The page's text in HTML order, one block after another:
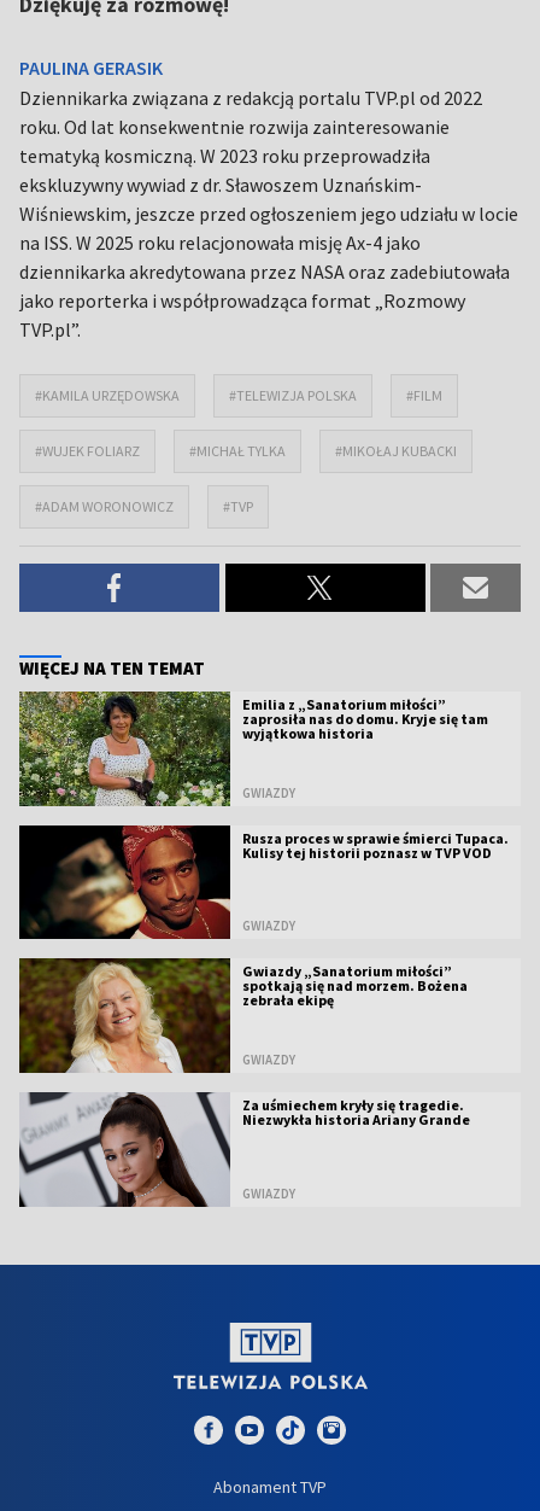
PAULINA GERASIK
Dziennikarka związana z redakcją portalu TVP.pl od 2022
roku. Od lat konsekwentnie rozwija zainteresowanie
tematyką kosmiczną. W 2023 roku przeprowadziła
ekskluzywny wywiad z dr. Sławoszem Uznańskim-
Wiśniewskim, jeszcze przed ogłoszeniem jego udziału w locie
na ISS. W 2025 roku relacjonowała misję Ax-4 jako
dziennikarka akredytowana przez NASA oraz zadebiutowała
jako reporterka i współprowadząca format „Rozmowy
TVP.pl”.
#KAMILA URZĘDOWSKA #TELEWIZJA POLSKA #FILM
#WUJEK FOLIARZ #MICHAŁ TYLKA #MIKOŁAJ KUBACKI
#ADAM WORONOWICZ #TVP
WIĘCEJ NA TEN TEMAT
Emilia z „Sanatorium miłości”
zaprosiła nas do domu. Kryje się tam
wyjątkowa historia
GWIAZDY
Rusza proces w sprawie śmierci Tupaca.
Kulisy tej historii poznasz w TVP VOD
GWIAZDY
Gwiazdy „Sanatorium miłości”
spotkają się nad morzem. Bożena
zebrała ekipę
GWIAZDY
Za uśmiechem kryły się tragedie.
Niezwykła historia Ariany Grande
GWIAZDY
Abonament TVP